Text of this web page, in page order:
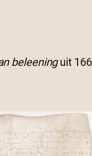
beleeninguit